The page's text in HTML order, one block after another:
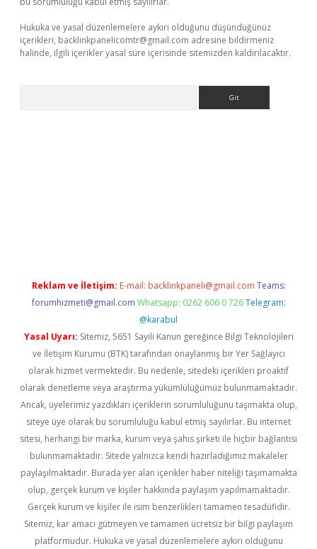
Hukuka ve yasal düzenlemelere aykırı olduğunu düşündüğünüz
içerikleri, backlinkpanelicomtr@gmail.com adresine bildirmeniz
halinde, ilgili içerikler yasal süre içerisinde sitemizden kaldırılacaktır.
Reklam ve İletişim: E-mail: backlinkpaneli@gmail.com Teams:
forumhizmeti@gmail.com Whatsapp: 0262 606 0 726 Telegram:
@karabul
Yasal Uyarı: Sitemiz, 5651 Sayılı Kanun gereğince Bilgi Teknolojileri
ve İletişim Kurumu (BTK) tarafından onaylanmış bir Yer Sağlayıcı
olarak hizmet vermektedir. Bu nedenle, sitedeki içerikleri proaktif
olarak denetleme veya araştırma yükümlülüğümüz bulunmamaktadır.
Ancak, üyelerimiz yazdıkları içeriklerin sorumluluğunu taşımakta olup,
siteye üye olarak bu sorumluluğu kabul etmiş sayılırlar. Bu internet
sitesi, herhangi bir marka, kurum veya şahıs şirketi ile hiçbir bağlantısı
bulunmamaktadır. Sitede yalnızca kendi hazırladığımız makaleler
paylaşılmaktadır. Burada yer alan içerikler haber niteliği taşımamakta
olup, gerçek kurum ve kişiler hakkında paylaşım yapılmamaktadır.
Gerçek kurum ve kişiler ile isim benzerlikleri tamamen tesadüfidir.
Sitemiz, kar amacı gütmeyen ve tamamen ücretsiz bir bilgi paylaşım
platformudur. Hukuka ve yasal düzenlemelere aykırı olduğunu